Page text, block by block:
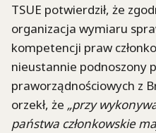
TSUE potwierdził, że
organizacja wymiaru
kompetencji praw
nieustannie podnoszony
praworządnościowych z
orzekł, że „przy
państwa członkowskie